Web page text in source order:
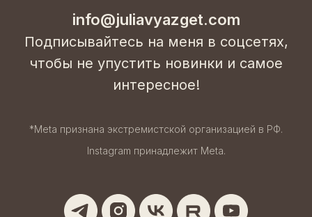
info@juliavyazget.com
Подписывайтесь на меня в соцсетях,
чтобы не упустить новинки и самое
интересное!
*Meta признана экстремистской организацией в РФ.
Instagram принадлежит Meta.